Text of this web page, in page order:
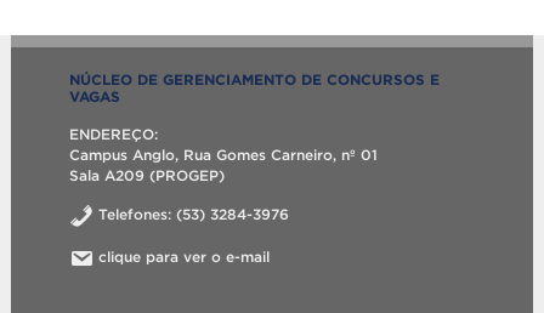
NÚCLEO DE GERENCIAMENTO DE CONCURSOS E
VAGAS
ENDEREÇO:
Campus Anglo, Rua Gomes Carneiro, nº 01
Sala A209 (PROGEP)
Telefones: (53) 3284-3976
clique para ver o e-mail